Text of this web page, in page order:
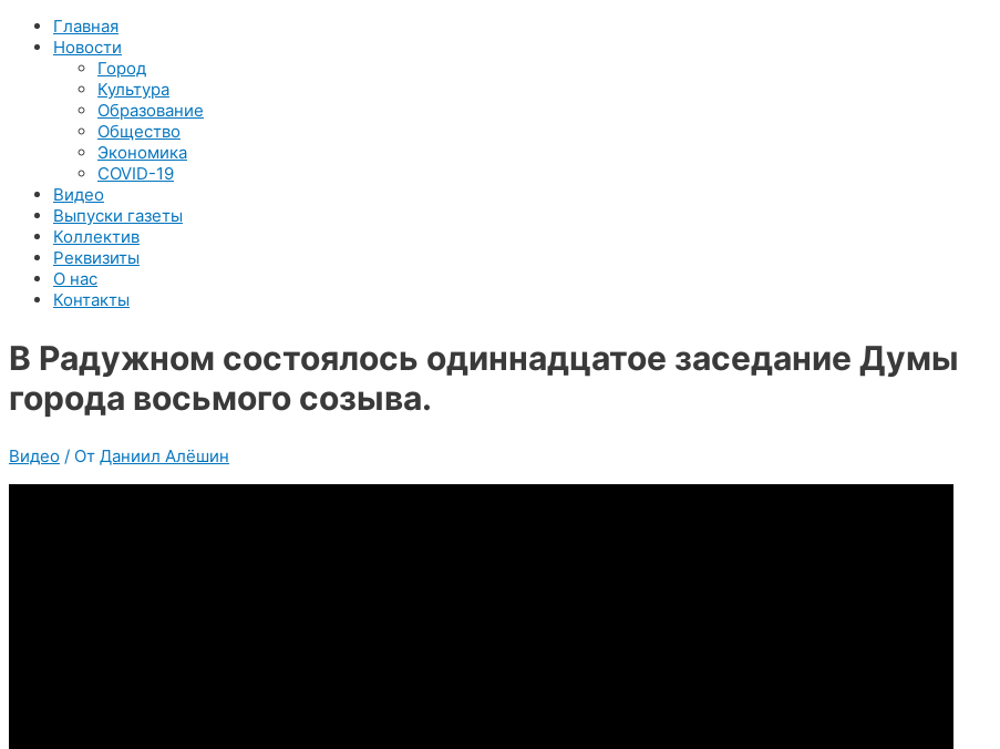
Главная
Новости
Город
Культура
Образование
Общество
Экономика
COVID-19
Видео
Выпуски газеты
Коллектив
Реквизиты
О нас
Контакты
В Радужном состоялось одиннадцатое заседание Думы
города восьмого созыва.
Видео / От Даниил Алёшин